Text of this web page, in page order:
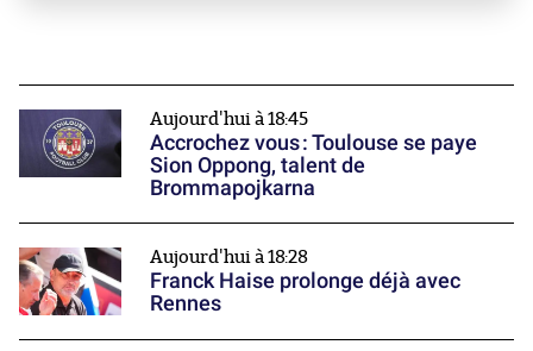
Aujourd'hui à 18:45
Accrochez vous : Toulouse se paye
Sion Oppong, talent de
Brommapojkarna
Aujourd'hui à 18:28
Franck Haise prolonge déjà avec
Rennes